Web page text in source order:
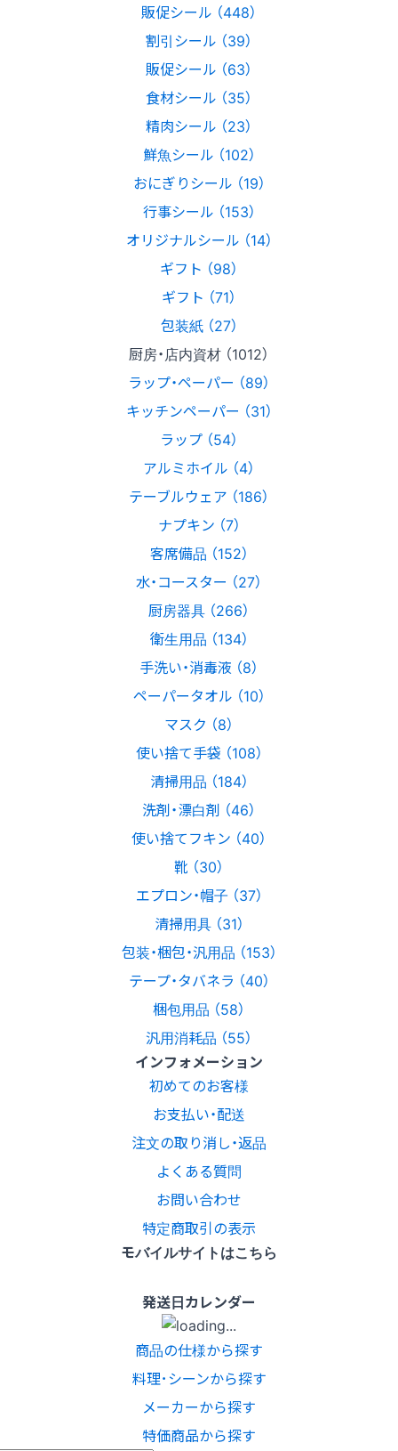
販促シール （448）
割引シール （39）
販促シール （63）
食材シール （35）
精肉シール （23）
鮮魚シール （102）
おにぎりシール （19）
行事シール （153）
オリジナルシール （14）
ギフト （98）
ギフト （71）
包装紙 （27）
厨房・店内資材 （1012）
ラップ・ペーパー （89）
キッチンペーパー （31）
ラップ （54）
アルミホイル （4）
テーブルウェア （186）
ナプキン （7）
客席備品 （152）
水・コースター （27）
厨房器具 （266）
衛生用品 （134）
手洗い・消毒液 （8）
ペーパータオル （10）
マスク （8）
使い捨て手袋 （108）
清掃用品 （184）
洗剤・漂白剤 （46）
使い捨てフキン （40）
靴 （30）
エプロン・帽子 （37）
清掃用具 （31）
包装・梱包・汎用品 （153）
テープ・タバネラ （40）
梱包用品 （58）
汎用消耗品 （55）
インフォメーション
初めてのお客様
お支払い・配送
注文の取り消し・返品
よくある質問
お問い合わせ
特定商取引の表示
モバイルサイトはこちら
発送日カレンダー
商品の仕様から探す
料理･シーンから探す
メーカーから探す
特価商品から探す